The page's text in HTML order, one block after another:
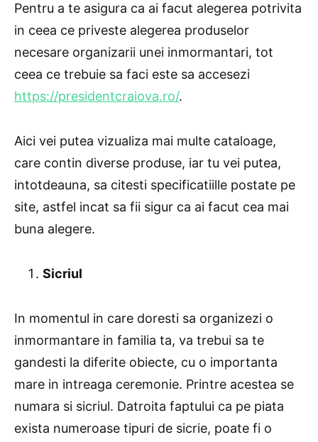
Pentru a te asigura ca ai facut alegerea potrivita
in ceea ce priveste alegerea produselor
necesare organizarii unei inmormantari, tot
ceea ce trebuie sa faci este sa accesezi
https://presidentcraiova.ro/.
Aici vei putea vizualiza mai multe cataloage,
care contin diverse produse, iar tu vei putea,
intotdeauna, sa citesti specificatiille postate pe
site, astfel incat sa fii sigur ca ai facut cea mai
buna alegere.
Sicriul
In momentul in care doresti sa organizezi o
inmormantare in familia ta, va trebui sa te
gandesti la diferite obiecte, cu o importanta
mare in intreaga ceremonie. Printre acestea se
numara si sicriul. Datroita faptului ca pe piata
exista numeroase tipuri de sicrie, poate fi o